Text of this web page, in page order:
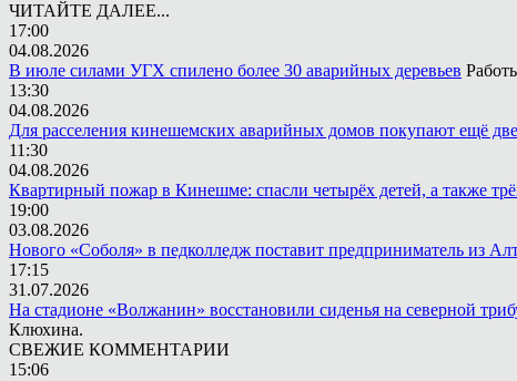
ЧИТАЙТЕ ДАЛЕЕ...
17:00
04.08.2026
В июле силами УГХ спилено более 30 аварийных деревьев
13:30
04.08.2026
Для расселения кинешемских аварийных домов покупают ещё
11:30
04.08.2026
Квартирный пожар в Кинешме: спасли четырёх детей, а также
19:00
03.08.2026
Нового «Соболя» в педколледж поставит предприниматель из
17:15
31.07.2026
На стадионе «Волжанин» восстановили сиденья на северной
Клюхина.
СВЕЖИЕ КОММЕНТАРИИ
15:06